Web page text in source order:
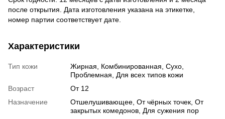
после открытия. Дата изготовления указана на этикетке,
номер партии соответствует дате.
Характеристики
Тип кожи
Жирная, Комбинированная, Сухо,
Проблемная, Для всех типов кожи
Возраст
От 12
Назначение
Отшелушивающее, От чёрных точек, От
закрытых комедонов, Для сужения пор